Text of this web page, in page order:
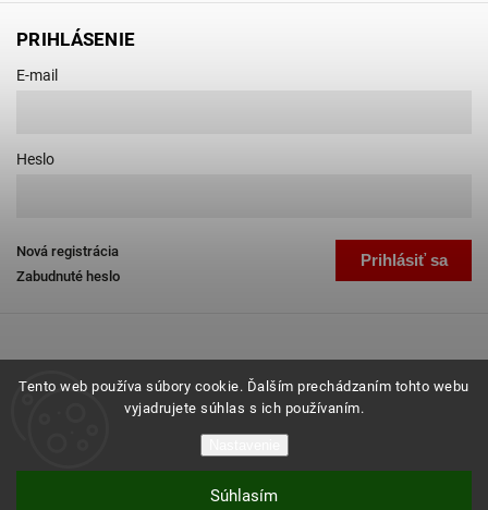
Tento web používa súbory cookie. Ďalším prechádzaním tohto webu
vyjadrujete súhlas s ich používaním.
Súhlasím
PRIHLÁSENIE
E-mail
Heslo
Prihlásiť sa
Nová registrácia
Zabudnuté heslo
Vytvoril Shoptet
Favab.sk. Všetky práva vyhradené.
Grafický návrh vytvořil a nakódoval